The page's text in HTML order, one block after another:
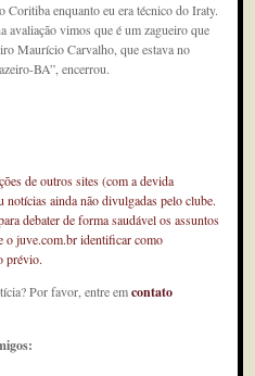
enquanto eu era técnico do Iraty.
vimos que é um zagueiro que
Maurício Carvalho, que estava no
BA”, encerrou.
de outros sites (com a devida
ainda não divulgadas pelo clube.
debater de forma saudável os assuntos
o juve.com.br identificar como
prévio.
Por favor, entre emcontato